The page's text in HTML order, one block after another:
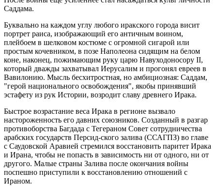
Саддама.
Буквально на каждом углу любого иракского города висит
портрет раиса, изображающий его античным воином,
плейбоем в шелковом костюме с огромной сигарой или
простым кочевником, в позе Наполеона сидящим на белом
коне, наконец, пожимающим руку царю Навуходоносору II,
который дважды захватывал Иерусалим и прогонял евреев в
Вавилонию. Мысль бесхитростная, но амбициозная: Саддам,
"герой национального освобождения", якобы принявший
эстафету из рук Истории, возродит славу древнего Ирака.
Быстрое возрастание веса Ирака в регионе вызвало
настороженность его давних союзников. Созданный в разгар
противоборства Багдада с Тегераном Совет сотрудничества
арабских государств Персид-ского залива (ССАГПЗ) во главе
с Саудовской Аравией стремился восстановить паритет Ирака
и Ирана, чтобы не попасть в зависимость ни от одного, ни от
другого. Малые страны Залива после окончания войны
поспешно приступили к восстановлению отношений с
Ираном.